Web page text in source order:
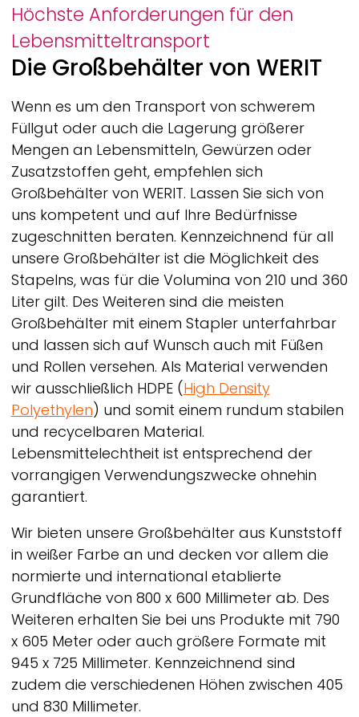
Höchste Anforderungen für den
Lebensmitteltransport
Die Großbehälter von WERIT
Wenn es um den Transport von schwerem
Füllgut oder auch die Lagerung größerer
Mengen an Lebensmitteln, Gewürzen oder
Zusatzstoffen geht, empfehlen sich
Großbehälter von WERIT. Lassen Sie sich von
uns kompetent und auf Ihre Bedürfnisse
zugeschnitten beraten. Kennzeichnend für all
unsere Großbehälter ist die Möglichkeit des
Stapelns, was für die Volumina von 210 und 360
Liter gilt. Des Weiteren sind die meisten
Großbehälter mit einem Stapler unterfahrbar
und lassen sich auf Wunsch auch mit Füßen
und Rollen versehen. Als Material verwenden
wir ausschließlich HDPE (High Density
Polyethylen) und somit einem rundum stabilen
und recycelbaren Material.
Lebensmittelechtheit ist entsprechend der
vorrangigen Verwendungszwecke ohnehin
garantiert.
Wir bieten unsere Großbehälter aus Kunststoff
in weißer Farbe an und decken vor allem die
normierte und international etablierte
Grundfläche von 800 x 600 Millimeter ab. Des
Weiteren erhalten Sie bei uns Produkte mit 790
x 605 Meter oder auch größere Formate mit
945 x 725 Millimeter. Kennzeichnend sind
zudem die verschiedenen Höhen zwischen 405
und 830 Millimeter.